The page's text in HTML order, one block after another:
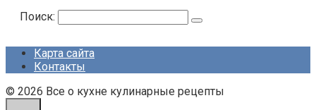
Поиск:
Карта сайта
Контакты
© 2026 Все о кухне кулинарные рецепты